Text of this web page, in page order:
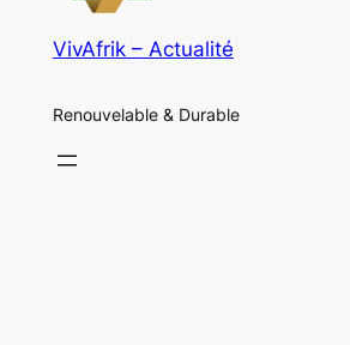
VivAfrik – Actualité
Renouvelable & Durable